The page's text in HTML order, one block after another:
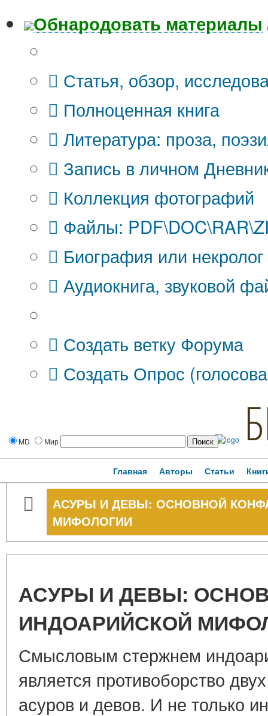
Обнародовать материалы
Статья, обзор,
Полноценная книга
Литература: проза,
Запись в личном
Коллекция фотографий
Файлы:
Биография или некролог
Аудиокнига, звуковой
Создать ветку Форума
Создать Опрос
MD Мир
Главная Авторы Статьи
АСУРЫ И ДЕВЫ: ОСНОВНОЙ
МИФОЛОГИИ
АСУРЫ И ДЕВЫ:
ИНДОАРИЙСКОЙ
Смысловым стержнем
является противоборство
асуров и девов. И не только